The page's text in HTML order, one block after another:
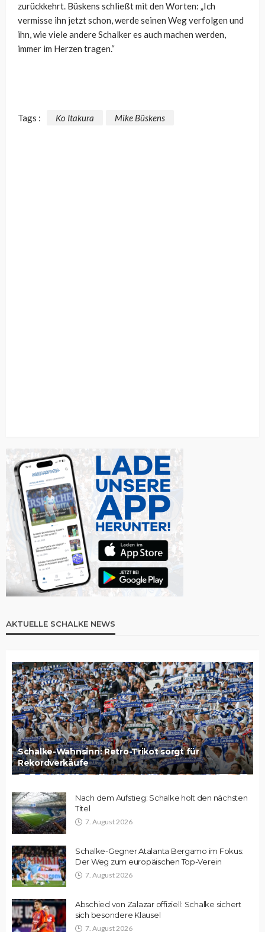
zurückkehrt. Büskens schließt mit den Worten: „Ich
vermisse ihn jetzt schon, werde seinen Weg verfolgen und
ihn, wie viele andere Schalker es auch machen werden,
immer im Herzen tragen.“
Tags : Ko Itakura Mike Büskens
AKTUELLE SCHALKE NEWS
Schalke-Wahnsinn: Retro-Trikot sorgt für
Rekordverkäufe
Nach dem Aufstieg: Schalke holt den nächsten
Titel
7. August 2026
Schalke-Gegner Atalanta Bergamo im Fokus:
Der Weg zum europäischen Top-Verein
7. August 2026
Abschied von Zalazar offiziell: Schalke sichert
sich besondere Klausel
7. August 2026